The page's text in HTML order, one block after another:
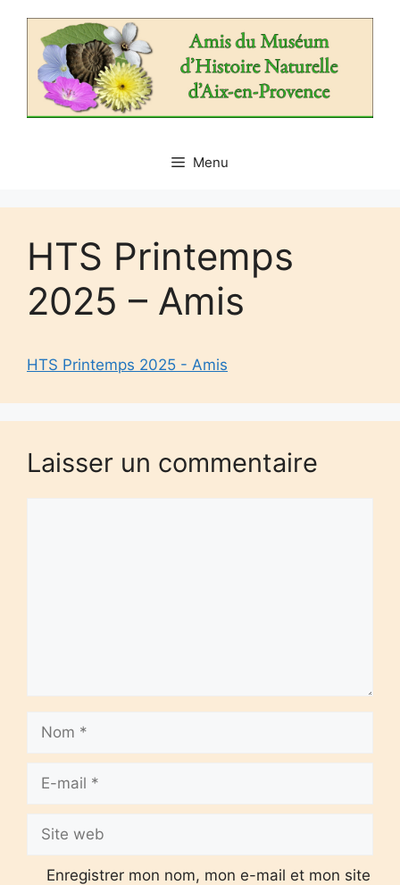
contenu
Menu
HTS Printemps
2025 – Amis
HTS Printemps 2025 - Amis
Laisser un commentaire
mail
web
Enregistrer mon nom, mon e-mail et mon site